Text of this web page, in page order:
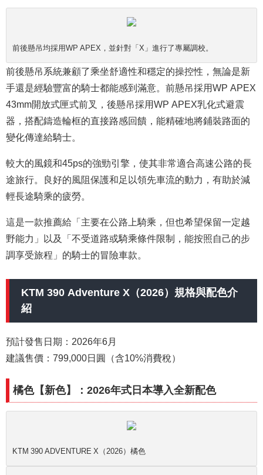
前後懸吊均採用WP APEX，並針對「X」進行了專屬調校。
前後懸吊系統兼顧了乘坐舒適性和穩定的操控性，無論是新
手還是經驗豐富的騎士都能感到滿意。前懸吊採用WP APEX
43mm開放式匣式前叉，後懸吊採用WP APEX乳化式避震
器，搭配鑄造輪框的直接路感回饋，能精確地將鋪裝路面的
變化傳達給騎士。
較大的風鏡和45ps的強勁引擎，使其非常適合高速公路的長
途旅行。良好的風阻保護和足以領先車流的動力，有助於減
輕長途騎乘的疲勞。
這是一款推薦給「主要在公路上騎乘，但也希望保留一定越
野能力」以及「不受道路或騎乘條件限制，能按照自己的步
調享受旅程」的騎士的冒險車款。
KTM 390 Adventure X（2026）規格與配色介
紹
預計發售日期：2026年6月
建議售價：799,000日圓（含10%消費稅）
橘色【新色】：2026年式日本導入全新配色
KTM 390 ADVENTURE X（2026）橘色